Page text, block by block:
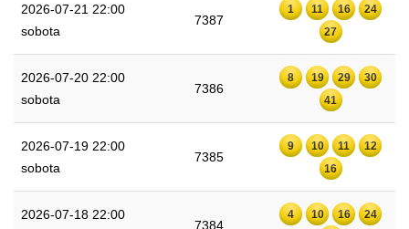
2026-07-21 22:00
sobota
7387
1 11 16
24
27
2026-07-20 22:00
sobota
7386
8 19 29
30
41
2026-07-19 22:00
sobota
7385
9 10 11
12
16
2026-07-18 22:00
7384
4 10 16 24